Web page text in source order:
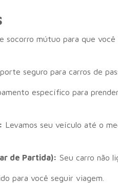
socorro mútuo para que
seguro para carros de
específico para
Levamos seu veículo até o
de Partida): Seu carro não
para você seguir viagem.